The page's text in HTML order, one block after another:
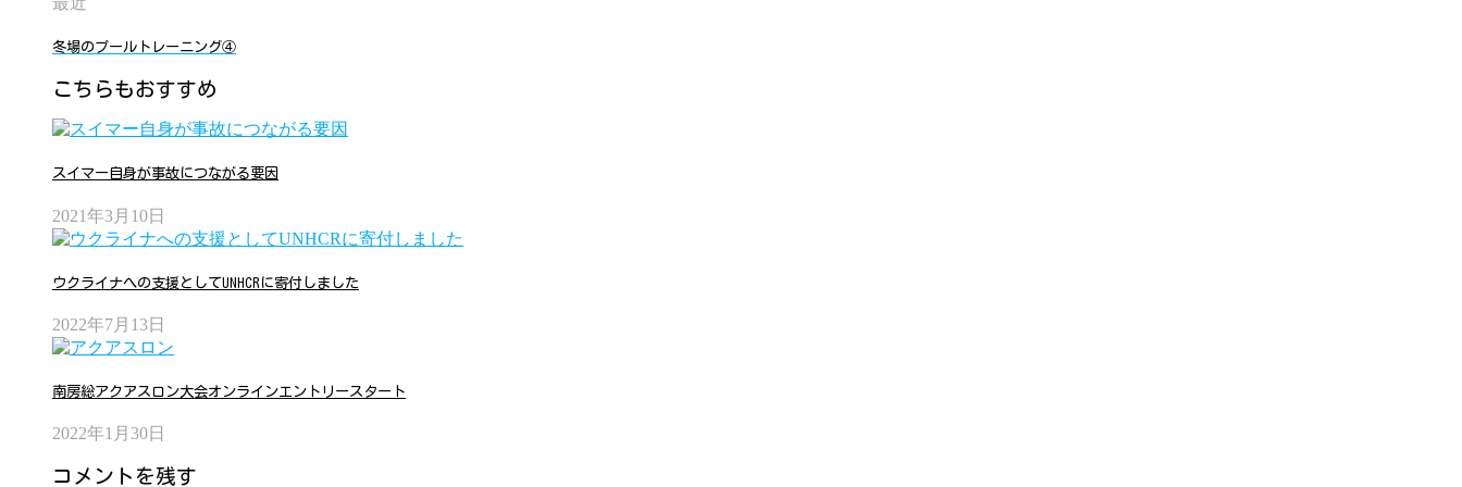
冬場のプールトレーニング④
こちらもおすすめ
スイマー自身が事故につながる要因
2021年3月10日
ウクライナへの支援としてUNHCRに寄付しました
2022年7月13日
南房総アクアスロン大会オンラインエントリースタート
2022年1月30日
コメントを残す